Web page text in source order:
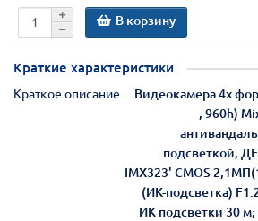
В корзину
Краткие характеристики
Краткое описание
Видеокамера 4х
, 960h)
подсветкой,
IMX323' CMOS
(ИК-подсветка)
ИК подсветки 30